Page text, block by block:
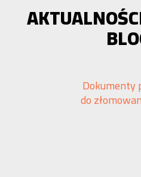
Dokumenty
do